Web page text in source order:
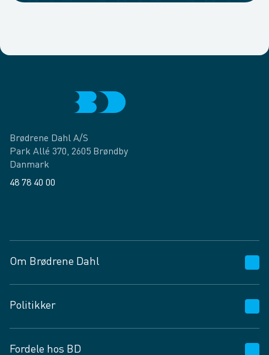
Brødrene Dahl A/S
Park Allé 370, 2605 Brøndby
Danmark
48 78 40 00
Om Brødrene Dahl
Vagttelefon 30 10 89 89
Spørgsmål og svar
Job og karriere
Politikker
Fordele hos BD